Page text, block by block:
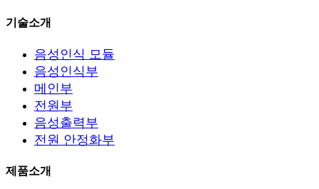
기술소개
음성인식 모듈
음성인식부
메인부
전원부
음성출력부
전원 안정화부
제품소개